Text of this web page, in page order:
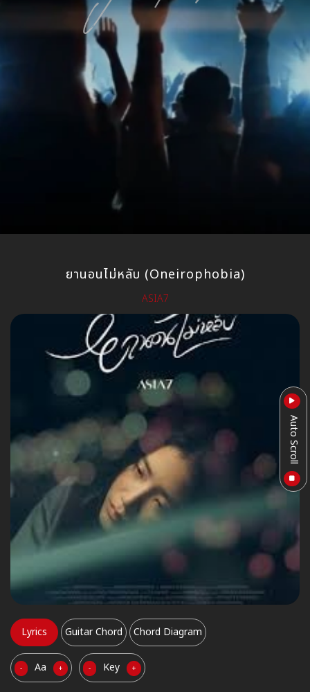
ยานอนไม่หลับ (Oneirophobia)
ASIA7
Lyrics Guitar Chord Chord Diagram
- Aa + - Key +
Auto Scroll